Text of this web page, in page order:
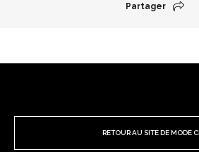
Partager
RETOUR AU SITE DE MODE